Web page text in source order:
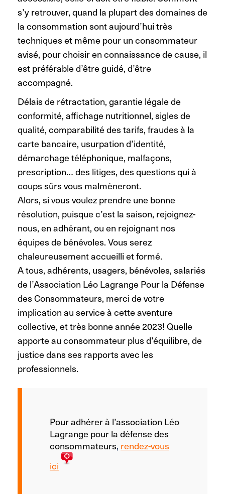
s’y retrouver, quand la plupart des domaines de
la consommation sont aujourd’hui très
techniques et même pour un consommateur
avisé, pour choisir en connaissance de cause, il
est préférable d’être guidé, d’être
accompagné.
Délais de rétractation, garantie légale de
conformité, affichage nutritionnel, sigles de
qualité, comparabilité des tarifs, fraudes à la
carte bancaire, usurpation d’identité,
démarchage téléphonique, malfaçons,
prescription… des litiges, des questions qui à
coups sûrs vous malmèneront.
Alors, si vous voulez prendre une bonne
résolution, puisque c’est la saison, rejoignez-
nous, en adhérant, ou en rejoignant nos
équipes de bénévoles. Vous serez
chaleureusement accueilli et formé.
A tous, adhérents, usagers, bénévoles, salariés
de l’Association Léo Lagrange Pour la Défense
des Consommateurs, merci de votre
implication au service à cette aventure
collective, et très bonne année 2023! Quelle
apporte au consommateur plus d’équilibre, de
justice dans ses rapports avec les
professionnels.
Pour adhérer à l’association Léo
Lagrange pour la défense des
consommateurs, rendez-vous
ici